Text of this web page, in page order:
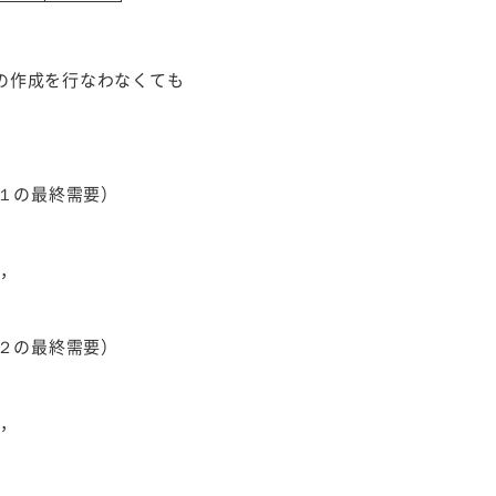
成を行なわなくても
最終需要）
最終需要）